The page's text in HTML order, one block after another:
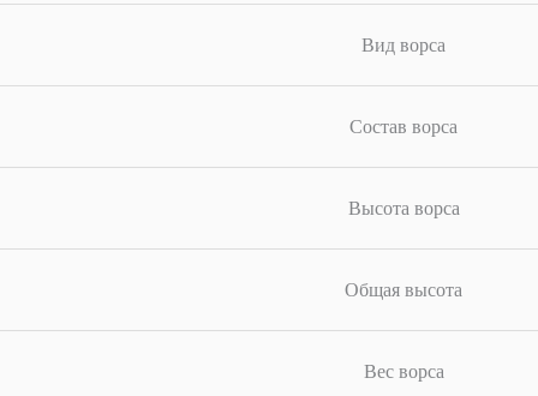
Вид ворса
Состав ворса
Высота ворса
Общая высота
Вес ворса